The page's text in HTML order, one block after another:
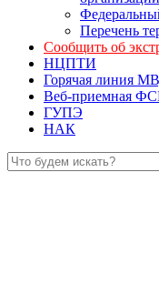
Перечень
Сообщить об
НЦПТИ
Горячая линия
Веб-приемная
ГУПЭ
НАК